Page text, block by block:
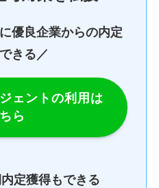
優良企業からの内定
きる／
ェントの利用は
ら
定獲得もできる